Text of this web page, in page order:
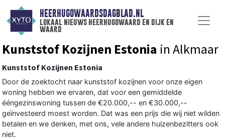
HEERHUGOWAARDSDAGBLAD.NL
lokaal nieuws heerhugowaard en dijk en
waard
Kunststof Kozijnen Estonia in Alkmaar
Kunststof Kozijnen Estonia
Door de zoektocht naar kunststof kozijnen voor onze eigen
woning hebben we ervaren, dat voor een gemiddelde
ééngezinswoning tussen de €20.000,-- en €30.000,--
geïnvesteerd moest worden. Dat was een prijs die wij niet wilden
betalen en we denken, met ons, vele andere huizenbezitters ook
niet.